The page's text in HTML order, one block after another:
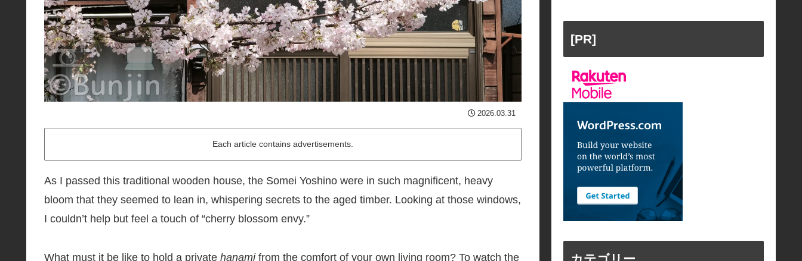
2026.03.31
Each article contains advertisements.
As I passed this traditional wooden house, the Somei Yoshino were in such magnificent, heavy
bloom that they seemed to lean in, whispering secrets to the aged timber. Looking at those windows,
I couldn’t help but feel a touch of “cherry blossom envy.”
What must it be like to hold a private hanamifrom the comfort of your own living room? To watch the
[PR]